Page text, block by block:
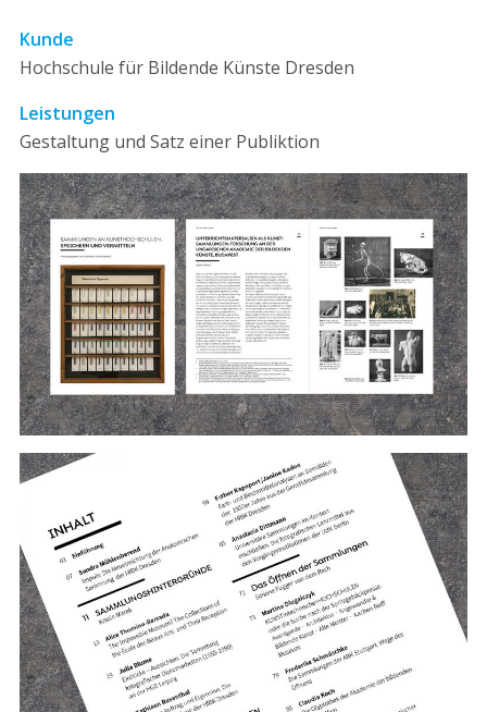
Kunde
Hochschule für Bildende Künste Dresden
Leistungen
Gestaltung und Satz einer Publiktion